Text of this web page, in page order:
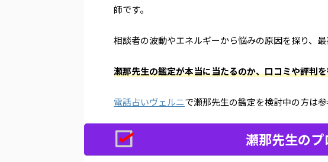
師です。
相談者の波動やエネルギーから悩みの原因を探り、
瀬那先生の鑑定が本当に当たるのか、口コミや評判
電話占いヴェルニで瀬那先生の鑑定を検討中の方は参
瀬那先生の